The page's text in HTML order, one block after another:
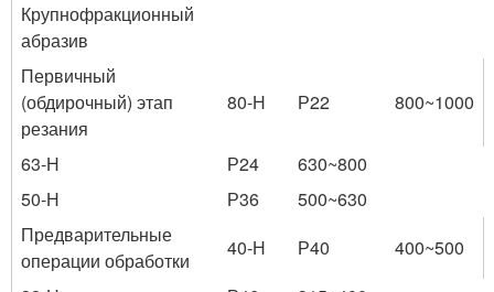
Крупнофракционный
абразив
Первичный
(обдирочный) этап
резания
80-Н Р22 800~1000
63-Н Р24
630~800
50-Н
Р36
500~630
Предварительные
операции обработки
40-Н Р40
400~500